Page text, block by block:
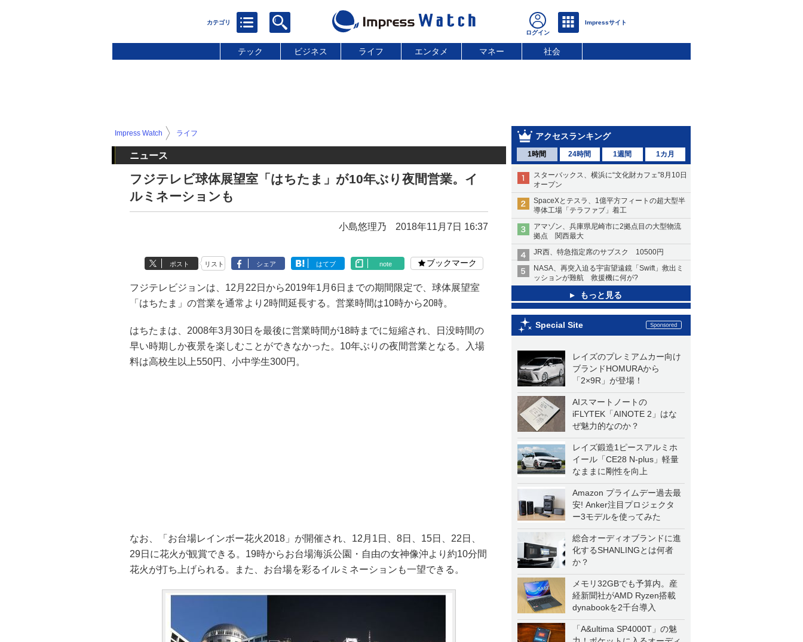
テック ビジネス ライフ エンタメ マネー 社会
アクセスランキング
1時間 24時間 1週間 1カ月
スターバックス、横浜に“文化財カフェ”8月10日
オープン
SpaceXとテスラ、1億平方フィートの超大型半
導体工場「テラファブ」着工
アマゾン、兵庫県尼崎市に2拠点目の大型物流
拠点 関西最大
JR西、特急指定席のサブスク 10500円
NASA、再突入迫る宇宙望遠鏡「Swift」救出ミ
ッションが難航 救援機に何が?
もっと見る
Special Site
レイズのプレミアムカー向け
ブランドHOMURAから
「2×9R」が登場！
AIスマートノートの
iFLYTEK「AINOTE 2」はな
ぜ魅力的なのか？
レイズ鍛造1ピースアルミホ
イール「CE28 N-plus」軽量
なままに剛性を向上
Amazon プライムデー過去最
安! Anker注目プロジェクタ
ー3モデルを使ってみた
総合オーディオブランドに進
化するSHANLINGとは何者
か？
メモリ32GBでも予算内。産
経新聞社がAMD Ryzen搭載
dynabookを2千台導入
「A&ultima SP4000T」の魅
Impress Watch ライフ
ニュース
フジテレビ球体展望室「はちたま」が10年ぶり夜間営業。イ
ルミネーションも
小島悠理乃 2018年11月7日 16:37
ポスト リスト シェア はてブ note ブックマーク
フジテレビジョンは、12月22日から2019年1月6日までの期間限定で、球体展望室
「はちたま」の営業を通常より2時間延長する。営業時間は10時から20時。
はちたまは、2008年3月30日を最後に営業時間が18時までに短縮され、日没時間の
早い時期しか夜景を楽しむことができなかった。10年ぶりの夜間営業となる。入場
料は高校生以上550円、小中学生300円。
なお、「お台場レインボー花火2018」が開催され、12月1日、8日、15日、22日、
29日に花火が観賞できる。19時からお台場海浜公園・自由の女神像沖より約10分間
花火が打ち上げられる。また、お台場を彩るイルミネーションも一望できる。